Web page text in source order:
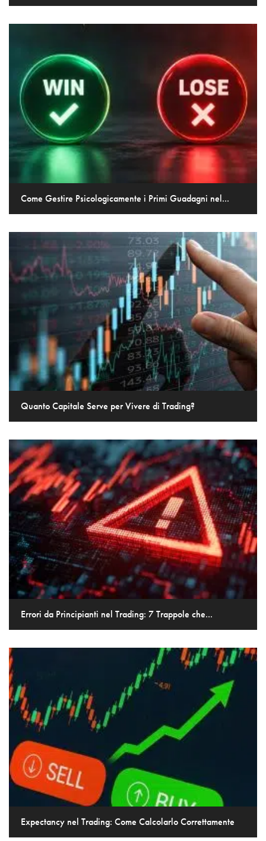
Come Gestire Psicologicamente i Primi Guadagni nel...
Quanto Capitale Serve per Vivere di Trading?
Errori da Principianti nel Trading: 7 Trappole che...
Expectancy nel Trading: Come Calcolarlo Correttamente